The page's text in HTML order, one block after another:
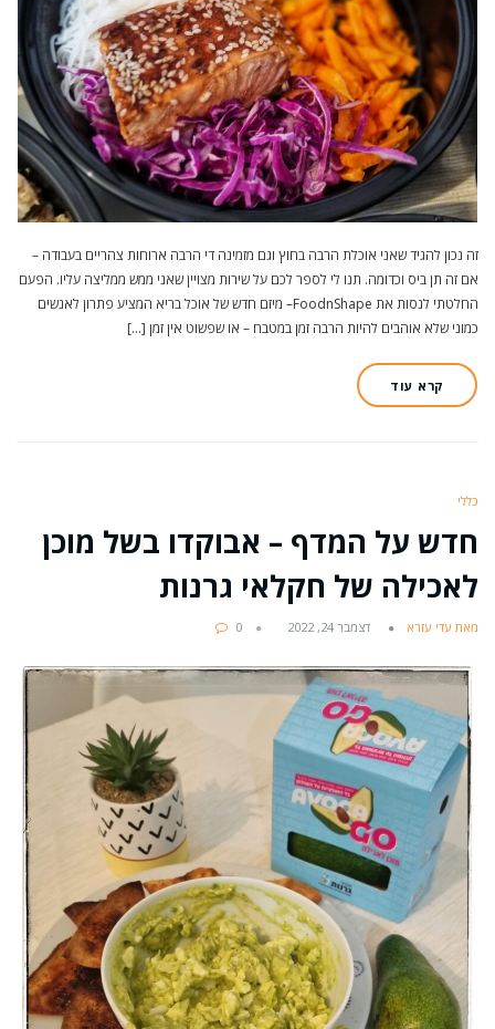
זה נכון להגיד שאני אוכלת הרבה בחוץ וגם מזמינה די הרבה ארוחות צהריים בעבודה –
אם זה תן ביס וכדומה. תנו לי לספר לכם על שירות מצויין שאני ממש ממליצה עליו. הפעם
החלטתי לנסות את FoodnShape– מיזם חדש של אוכל בריא המציע פתרון לאנשים
כמוני שלא אוהבים להיות הרבה זמן במטבח – או שפשוט אין זמן […]
קרא עוד
כללי
חדש על המדף – אבוקדו בשל מוכן
לאכילה של חקלאי גרנות
מאת עדי עזרא דצמבר 24, 2022 0